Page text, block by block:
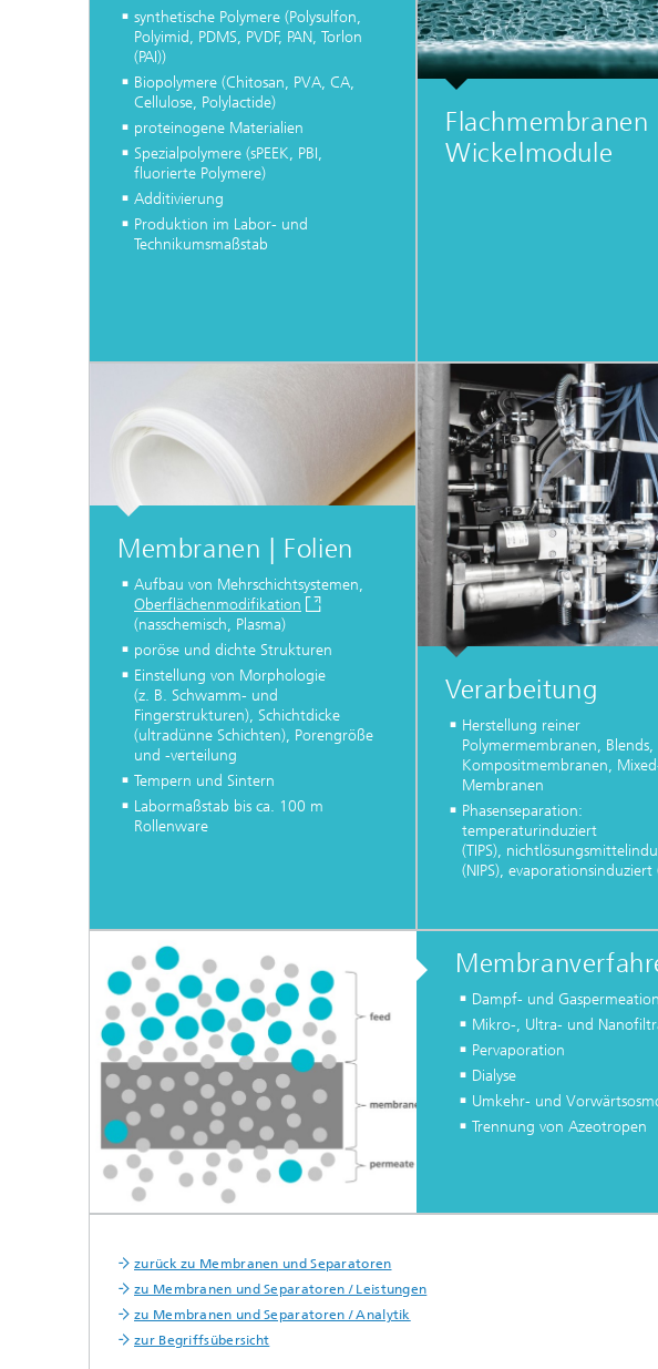
synthetische Polymere (Polysulfon,
Polyimid, PDMS, PVDF, PAN, Torlon
(PAI))
Biopolymere (Chitosan, PVA, CA,
Cellulose, Polylactide)
proteinogene Materialien
Spezialpolymere (sPEEK, PBI,
fluorierte Polymere)
Additivierung
Produktion im Labor- und
Technikumsmaßstab
Flachmembranen |
Wickelmodule
Membranen | Folien
Aufbau von Mehrschichtsystemen,
Oberflächenmodifikation
(nasschemisch, Plasma)
poröse und dichte Strukturen
Einstellung von Morphologie
(z. B. Schwamm- und
Fingerstrukturen), Schichtdicke
(ultradünne Schichten), Porengröße
und -verteilung
Tempern und Sintern
Labormaßstab bis ca. 100 m
Rollenware
Verarbeitung
Herstellung reiner
Polymermembranen, Blends,
Kompositmembranen,
Membranen
Phasenseparation:
temperaturinduziert
(TIPS),
(NIPS), evaporationsinduziert
Dampf- und Gaspermeation
Mikro-, Ultra- und
Pervaporation
Dialyse
Umkehr- und
Trennung von Azeotropen
zurück zu Membranen und Separatoren
zu Membranen und Separatoren / Leistungen
zu Membranen und Separatoren / Analytik
zur Begriffsübersicht